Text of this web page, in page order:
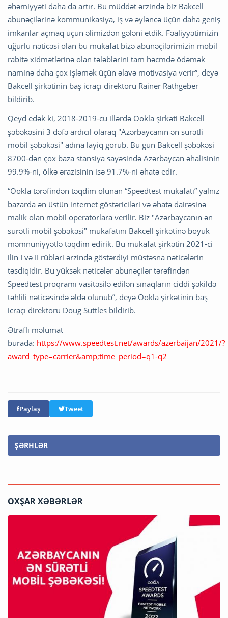
əhəmiyyəti daha da artır. Bu müddət ərzində biz Bakcell
abunəçilərinə kommunikasiya, iş və əyləncə üçün daha geniş
imkanlar açmaq üçün əlimizdən gələni etdik. Fəaliyyətimizin
uğurlu nəticəsi olan bu mükafat bizə abunəçilərimizin mobil
rabitə xidmətlərinə olan tələblərini tam həcmdə ödəmək
naminə daha çox işləmək üçün əlavə motivasiya verir”, deyə
Bakcell şirkətinin baş icraçı direktoru Rainer Rathgeber
bildirib.
Qeyd edək ki, 2018-2019-cu illərdə Ookla şirkəti Bakcell
şəbəkəsini 3 dəfə ardıcıl olaraq "Azərbaycanın ən sürətli
mobil şəbəkəsi" adına layiq görüb. Bu gün Bakcell şəbəkəsi
8700-dən çox baza stansiya sayəsində Azərbaycan əhalisinin
99.9%-ni, ölkə ərazisinin isə 91.7%-ni əhatə edir.
“Ookla tərəfindən təqdim olunan “Speedtest mükafatı” yalnız
bazarda ən üstün internet göstəriciləri və əhatə dairəsinə
malik olan mobil operatorlara verilir. Biz "Azərbaycanın ən
sürətli mobil şəbəkəsi" mükafatını Bakcell şirkətinə böyük
məmnuniyyətlə təqdim edirik. Bu mükafat şirkətin 2021-ci
ilin I və II rübləri ərzində göstərdiyi müstəsna nəticələrin
təsdiqidir. Bu yüksək nəticələr abunəçilər tərəfindən
Speedtest proqramı vasitəsilə edilən sınaqların ciddi şəkildə
təhlili nəticəsində əldə olunub”, deyə Ookla şirkətinin baş
icraçı direktoru Doug Suttles bildirib.
Ətraflı məlumat
burada: https://www.speedtest.net/awards/azerbaijan/2021/?
award_type=carrier&amp;time_period=q1-q2
Paylaş Tweet
ŞƏRHLƏR
OXŞAR XƏBƏRLƏR